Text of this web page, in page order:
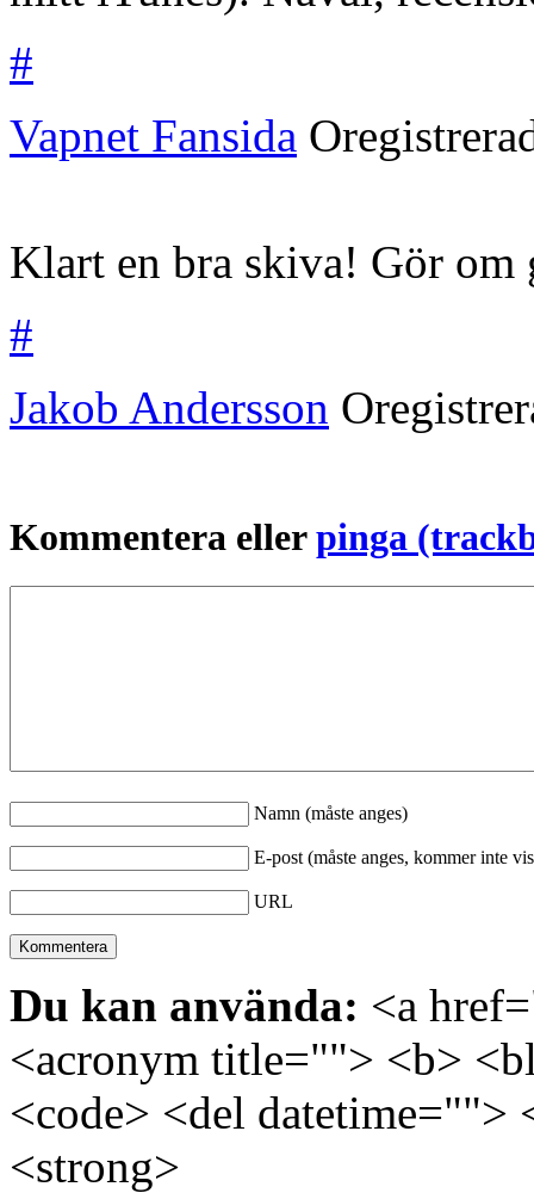
#
Vapnet Fansida
Klart en bra skiva! Gör om
#
Jakob Andersson
Kommentera ellerpinga
Namn (måste anges)
E-post (måste anges, kommer inte
URL
Du kan använda: <a
<acronym title=""> <b>
<code> <del
<strong>